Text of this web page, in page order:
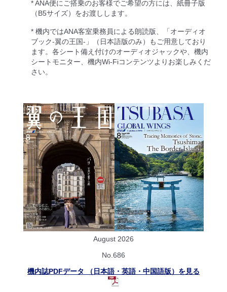
* ANA便にご搭乗のお客様でご希望の方には、紙冊子版
（B5サイズ）をお渡しします。
* 機内ではANA客室乗務員による朗読版、「オーディオ
ブック-翼の王国-」（日本語版のみ）もご用意しており
ます。各シート備え付けのオーディオジャックや、機内
シートモニター、機内Wi-Fiコンテンツよりお楽しみくだ
さい。
August 2026
No.686
機内誌PDFデータ （日本語・英語・中国語版）を見る